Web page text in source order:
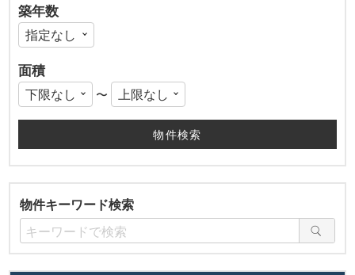
築年数
面積
〜
物件キーワード検索